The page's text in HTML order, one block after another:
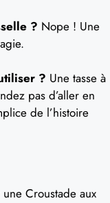
? Nope ! Une
? Une tasse à
pas d’aller en
de l’histoire
Croustade aux